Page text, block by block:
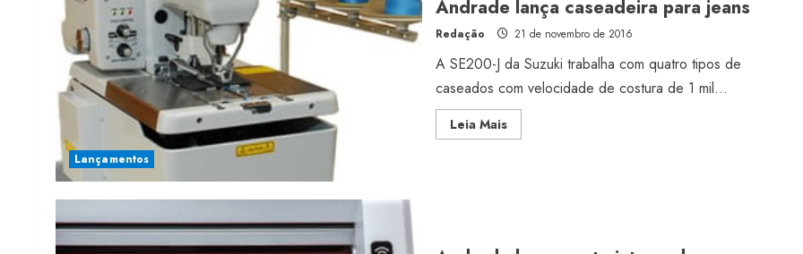
Lançamentos
Andrade lança caseadeira para jeans
Redação 21 de novembro de 2016
A SE200-J da Suzuki trabalha com quatro tipos de
caseados com velocidade de costura de 1 mil...
Leia MaisRead
more